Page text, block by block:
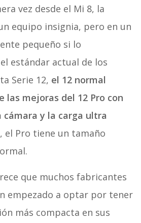
vez desde el Mi 8, la
equipo insignia, pero en un
pequeño si lo
estándar actual de los
Serie 12, el 12 normal
las mejoras del 12 Pro con
cámara y la carga ultra
el Pro tiene un tamaño
que muchos fabricantes
empezado a optar por tener
más compacta en sus